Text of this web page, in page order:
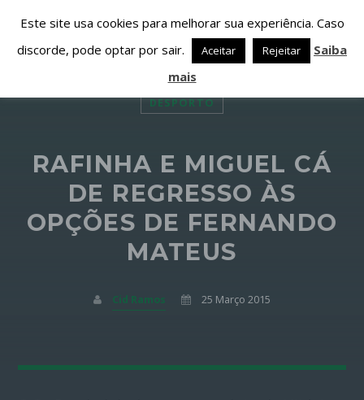
PESQUISAR NESTE WEBSITE:
PARTILHAR ESTA PÁGINA EM:
Twitter
Facebook
DESPORTO
RAFINHA E MIGUEL CÁ
DE REGRESSO ÀS
OPÇÕES DE FERNANDO
MATEUS
Cid Ramos 25 Março 2015
Este site usa cookies para melhorar sua experiência. Caso
discorde, pode optar por sair.
Aceitar Rejeitar
Saiba
mais